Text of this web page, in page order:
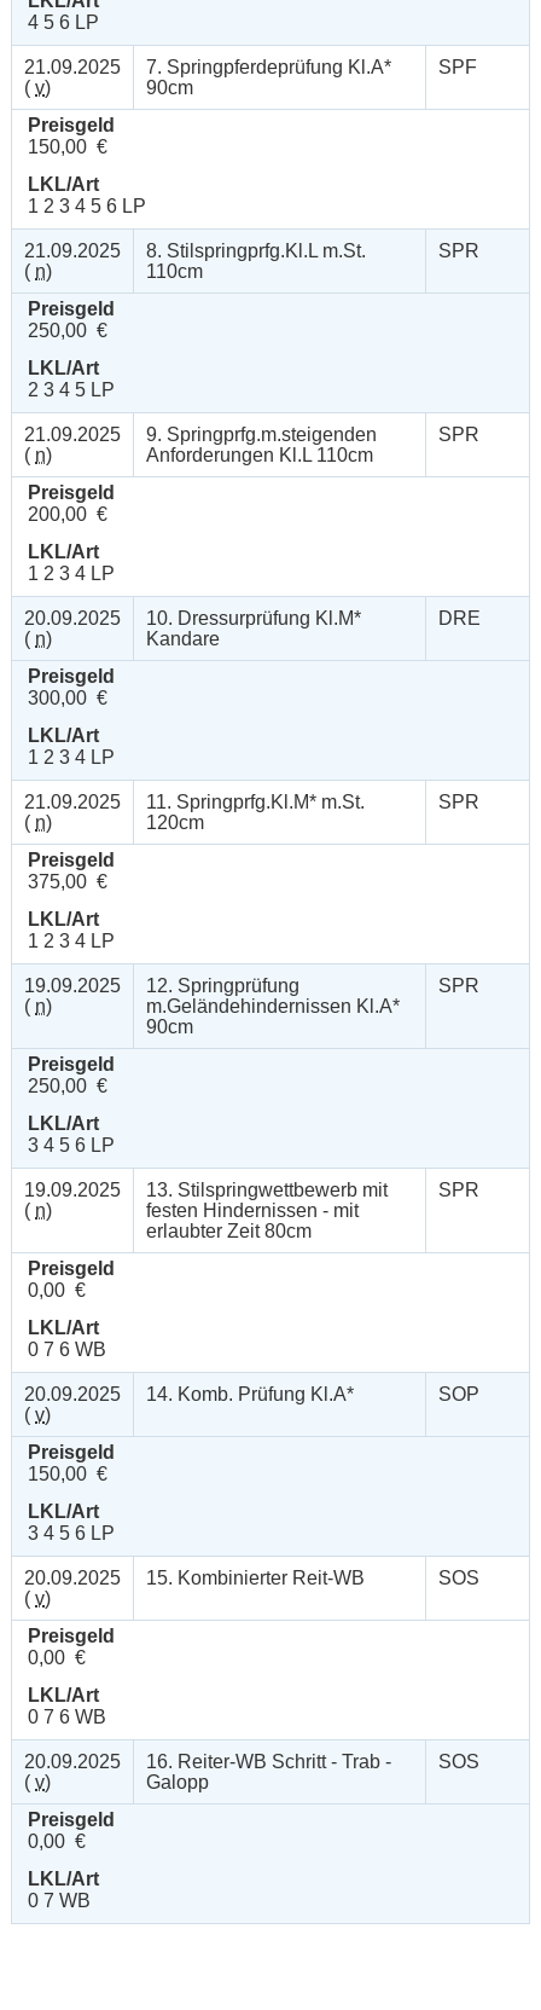
4 5 6 LP
21.09.2025
( v)
7. Springpferdeprüfung Kl.A*
90cm
SPF
Preisgeld
150,00 €
LKL/Art
1 2 3 4 5 6 LP
21.09.2025
( n)
8. Stilspringprfg.Kl.L m.St.
110cm
SPR
Preisgeld
250,00 €
LKL/Art
2 3 4 5 LP
21.09.2025
( n)
9. Springprfg.m.steigenden
Anforderungen Kl.L 110cm
SPR
Preisgeld
200,00 €
LKL/Art
1 2 3 4 LP
20.09.2025
( n)
10. Dressurprüfung Kl.M*
Kandare
DRE
Preisgeld
300,00 €
LKL/Art
1 2 3 4 LP
21.09.2025
( n)
11. Springprfg.Kl.M* m.St.
120cm
SPR
Preisgeld
375,00 €
LKL/Art
1 2 3 4 LP
19.09.2025
( n)
12. Springprüfung
m.Geländehindernissen Kl.A*
90cm
SPR
Preisgeld
250,00 €
LKL/Art
3 4 5 6 LP
19.09.2025
( n)
13. Stilspringwettbewerb mit
festen Hindernissen - mit
erlaubter Zeit 80cm
SPR
Preisgeld
0,00 €
LKL/Art
0 7 6 WB
20.09.2025
( v)
14. Komb. Prüfung Kl.A* SOP
Preisgeld
150,00 €
LKL/Art
3 4 5 6 LP
20.09.2025
( v)
15. Kombinierter Reit-WB SOS
Preisgeld
0,00 €
LKL/Art
0 7 6 WB
20.09.2025
( v)
16. Reiter-WB Schritt - Trab -
Galopp
SOS
Preisgeld
0,00 €
LKL/Art
0 7 WB